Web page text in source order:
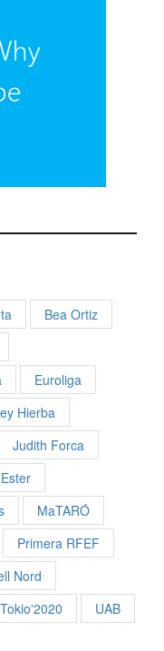
Bea Ortiz
Euroliga
Hierba
Judith Forca
MaTARÓ
Primera RFEF
Nord
Tokio'2020
UAB